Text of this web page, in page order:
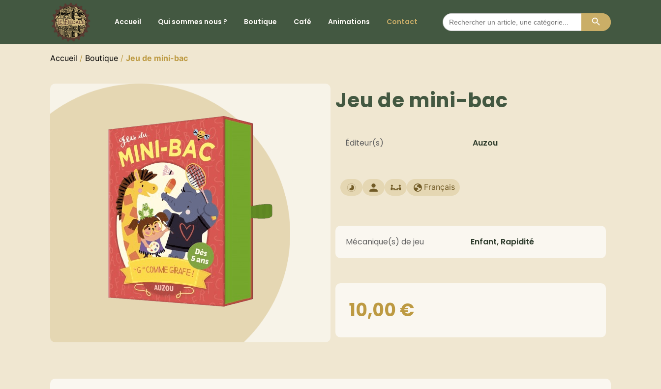
Accueil Qui sommes nous ? Boutique Café Animations Contact
Search
for:
Search Button
Accueil / Boutique / Jeu de mini-bac
Jeu de mini-bac
Éditeur(s) Auzou
Français
Mécanique(s) de jeu Enfant, Rapidité
10,00€